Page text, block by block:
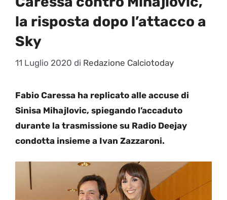
la risposta dopo l’attacco a
Sky
11 Luglio 2020 di Redazione Calciotoday
Fabio Caressa ha replicato alle accuse di
Sinisa Mihajlovic, spiegando l’accaduto
durante la trasmissione su Radio Deejay
condotta insieme a Ivan Zazzaroni.